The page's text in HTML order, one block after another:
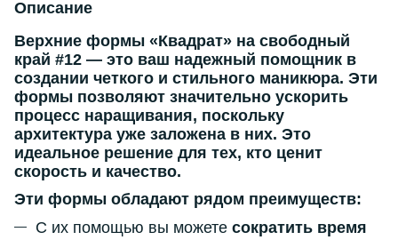
Описание
Верхние формы «Квадрат» на свободный
край #12 — это ваш надежный помощник в
создании четкого и стильного маникюра. Эти
формы позволяют значительно ускорить
процесс наращивания, поскольку
архитектура уже заложена в них. Это
идеальное решение для тех, кто ценит
скорость и качество.
Эти формы обладают рядом преимуществ:
С их помощью вы можете сократить время